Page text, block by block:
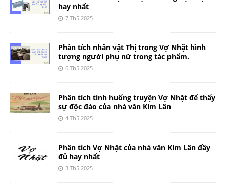
hay nhất
7 Th5 2025
Phân tích nhân vật Thị trong Vợ Nhặt hình
tượng người phụ nữ trong tác phẩm.
6 Th5 2025
Phân tích tình huống truyện Vợ Nhặt để thấy
sự độc đáo của nhà văn Kim Lân
4 Th5 2025
Phân tích Vợ Nhặt của nhà văn Kim Lân đầy
đủ hay nhất
3 Th5 2025